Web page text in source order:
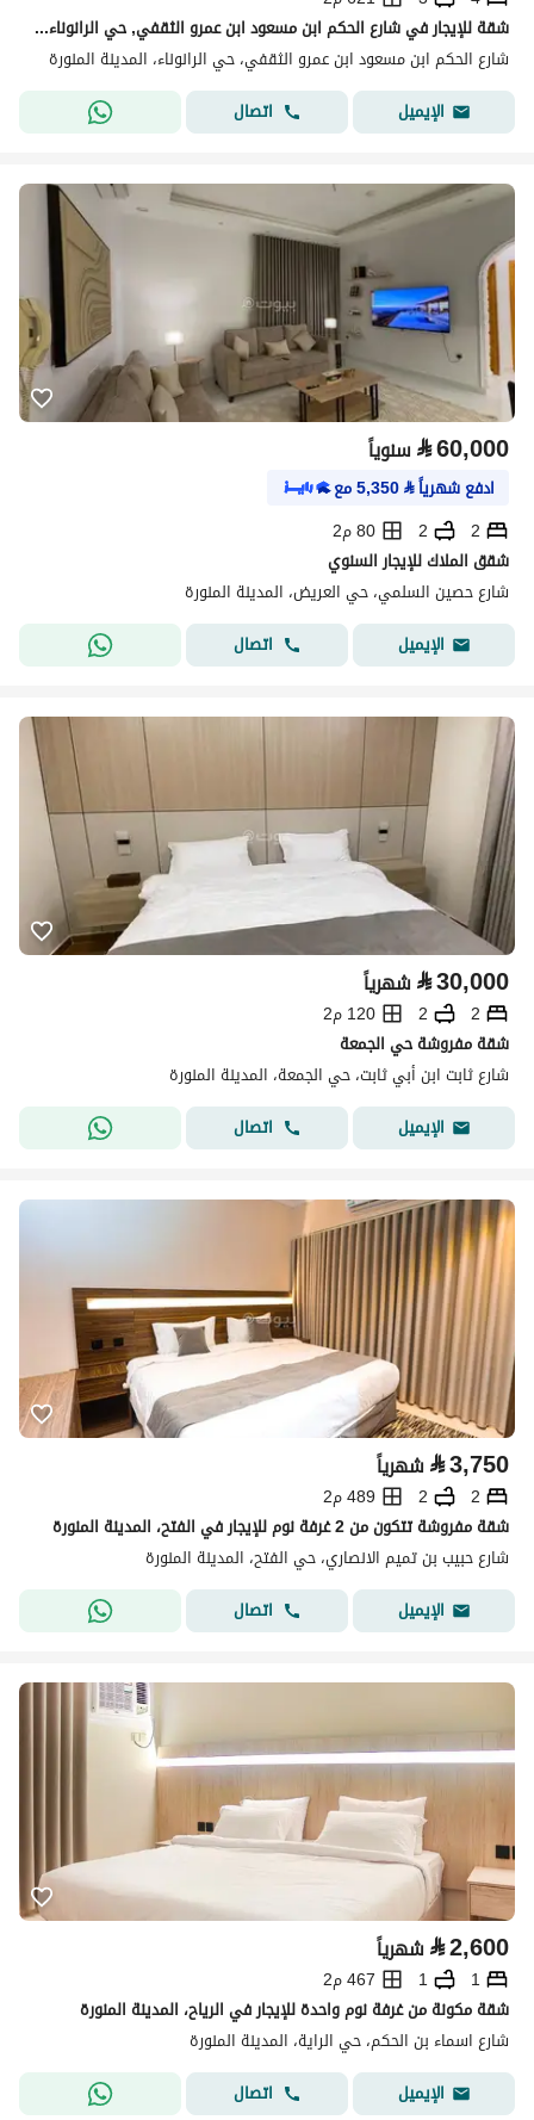
شقة للإيجار في شارع الحكم ابن مسعود ابن عمرو الثقفي, حي الرانوناء, مدينة المدينة المنورة, منطقة المدينة المنورة
شارع الحكم ابن مسعود ابن عمرو الثقفي، حي الرانوناء، المدينة المنورة
الإيميل
اتصال
⃁60,000 سنوياً
ادفع شهرياً⃁
5,350مع
2
2
80 م2
شقق الملاك للإيجار السنوي
شارع حصين السلمي، حي العريض، المدينة المنورة
الإيميل
اتصال
⃁30,000 شهرياً
2
2
120 م2
شقة مفروشة حي الجمعة
شارع ثابت ابن أبي ثابت، حي الجمعة، المدينة المنورة
الإيميل
اتصال
⃁3,750 شهرياً
2
2
489 م2
شقة مفروشة تتكون من 2 غرفة نوم للإيجار في الفتح، المدينة المنورة
شارع حبيب بن تميم الانصاري، حي الفتح، المدينة المنورة
الإيميل
اتصال
⃁2,600 شهرياً
1
1
467 م2
شقة مكونة من غرفة نوم واحدة للإيجار في الرياح، المدينة المنورة
شارع اسماء بن الحكم، حي الراية، المدينة المنورة
الإيميل
اتصال